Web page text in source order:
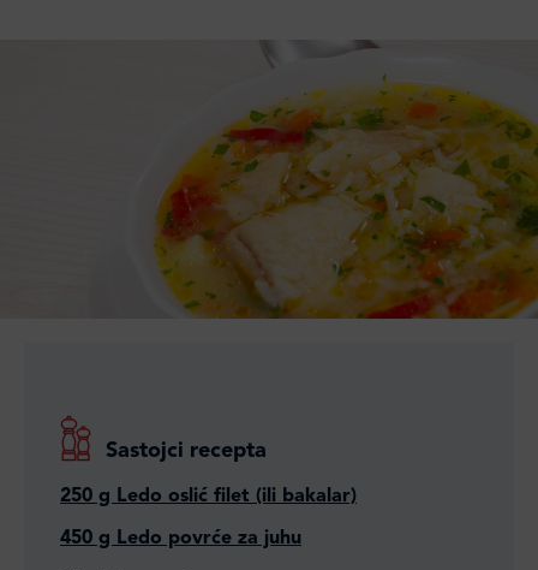
Sastojci recepta
250 g Ledo oslić filet (ili bakalar)
450 g Ledo povrće za juhu